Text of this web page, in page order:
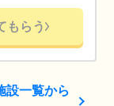
もらう
設一覧から